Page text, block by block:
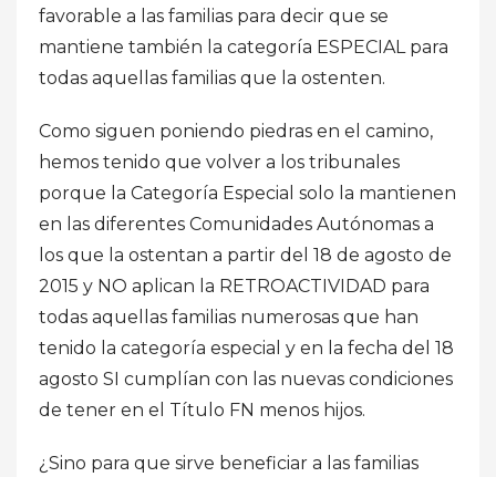
favorable a las familias para decir que se
mantiene también la categoría ESPECIAL para
todas aquellas familias que la ostenten.
Como siguen poniendo piedras en el camino,
hemos tenido que volver a los tribunales
porque la Categoría Especial solo la mantienen
en las diferentes Comunidades Autónomas a
los que la ostentan a partir del 18 de agosto de
2015 y NO aplican la RETROACTIVIDAD para
todas aquellas familias numerosas que han
tenido la categoría especial y en la fecha del 18
agosto SI cumplían con las nuevas condiciones
de tener en el Título FN menos hijos.
¿Sino para que sirve beneficiar a las familias